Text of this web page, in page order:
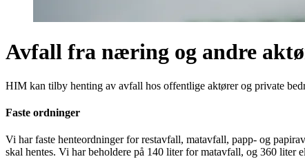
Avfall fra næring og andre
HIM kan tilby henting av avfall hos offentlige aktører og private
Faste ordninger
Vi har faste henteordninger for restavfall, matavfall, papp- og
skal hentes. Vi har beholdere på 140 liter for matavfall, og 360 liter